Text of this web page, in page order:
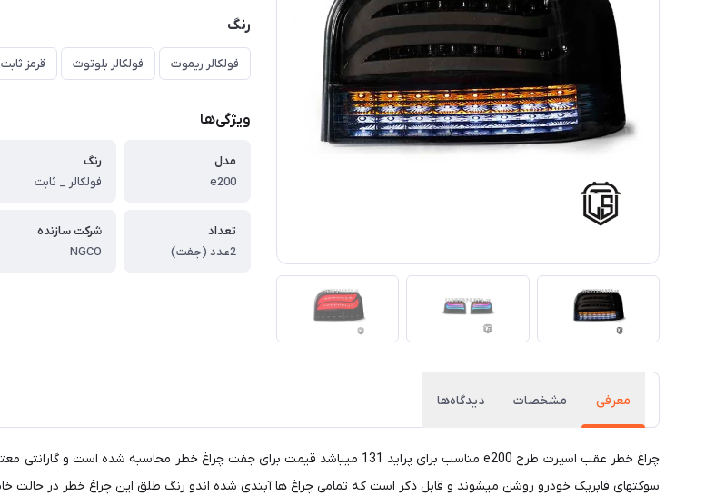
رنگ
فولکالر ریموت فولکالر بلوتوث قرمز ثابت
ویژگی‌ها
مدل
e200
رنگ
فولکالر _ ثابت
تعداد
2عدد (جفت)
شرکت سازنده
NGCO
معرفی مشخصات دیدگاه‌ها